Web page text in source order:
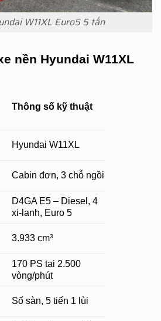
W11XL Euro5 5 tấn
nền Hyundai W11XL
Thông số kỹ thuật
Hyundai W11XL
Cabin đơn, 3 chỗ ngồi
D4GA E5 – Diesel, 4
xi-lanh, Euro 5
3.933 cm³
170 PS tại 2.500
vòng/phút
Số sàn, 5 tiến 1 lùi